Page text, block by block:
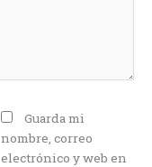
Guarda mi
nombre, correo
electrónico y web en